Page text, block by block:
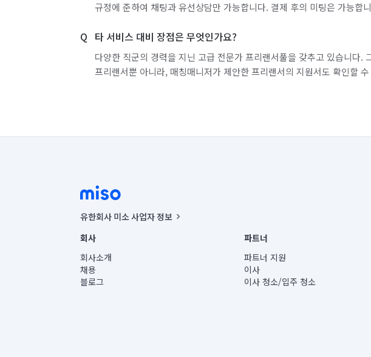
규정에 준하여 채팅과 유선상담만 가능합니다. 결제 후의 미팅은 가능합
타 서비스 대비 장점은 무엇인가요?
다양한 직군의 경력을 지닌 고급 전문가 프리랜서풀을 갖추고 있습니다.
프리랜서뿐 아니라, 매칭매니저가 제안한 프리랜서의 지원서도 확인할
유한회사 미소 사업자 정보
사업자등록번호 : 291-87-00271 | 인허가번호 : 2016-3220163-14-5-00019 |
통신판매신고번호 : 2024-서울종로-1400(공정거래위원회 정보) |
대표이사 : CHING VICTOR COLUMBIA RHEE
주소 | 본사: 서울특별시 종로구 율곡로 6(중학동, 트윈트리빌딩) B동 5층
컨택센터 : 서울특별시 종로구 수송동 율곡로 24, 7층, 8층 미소
회사
회사소개
채용
블로그
파트너
파트너 지원
이사
이사 청소/입주 청소